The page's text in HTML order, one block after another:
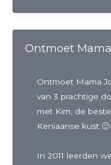
Ontmoet
Ontmoet Mama
van 3 prachtige
met Kim, de
Keniaanse kust 🙂
In 2011 leerden